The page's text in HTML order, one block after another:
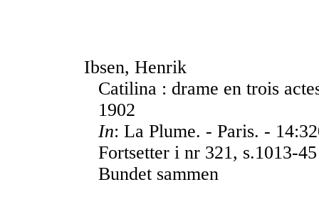
Ibsen, Henrik
Catilina : drame en trois
1902
In: La Plume. - Paris. -
Fortsetter i nr 321, s.1013-
Bundet sammen